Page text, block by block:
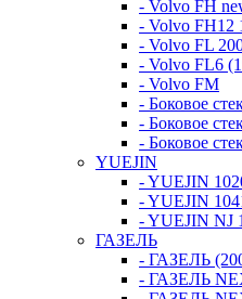
- Volvo FH
- Volvo FH12
- Volvo FL
- Volvo FL6
- Volvo FM
- Боковое
- Боковое
- Боковое
YUEJIN
- YUEJIN
- YUEJIN
- YUEJIN NJ
ГАЗЕЛЬ
- ГАЗЕЛЬ
- ГАЗЕЛЬ